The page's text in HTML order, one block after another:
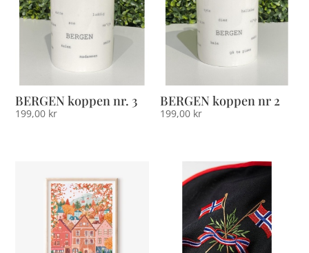
BERGEN koppen nr. 3
199,00 kr
BERGEN koppen nr 2
199,00 kr